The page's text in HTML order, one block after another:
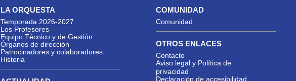
LA ORQUESTA
Temporada 2026-2027
Los Profesores
Equipo Técnico y de Gestión
Órganos de dirección
Patrocinadores y colaboradores
Historia
COMUNIDAD
Comunidad
OTROS ENLACES
Contacto
Aviso legal y Política de
privacidad
Declaración de accesibilidad